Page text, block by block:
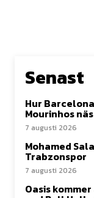
Senast
Hur
Mourinhos
7 augusti 2026
Mohamed
Trabzonspor
7 augusti 2026
Oasis